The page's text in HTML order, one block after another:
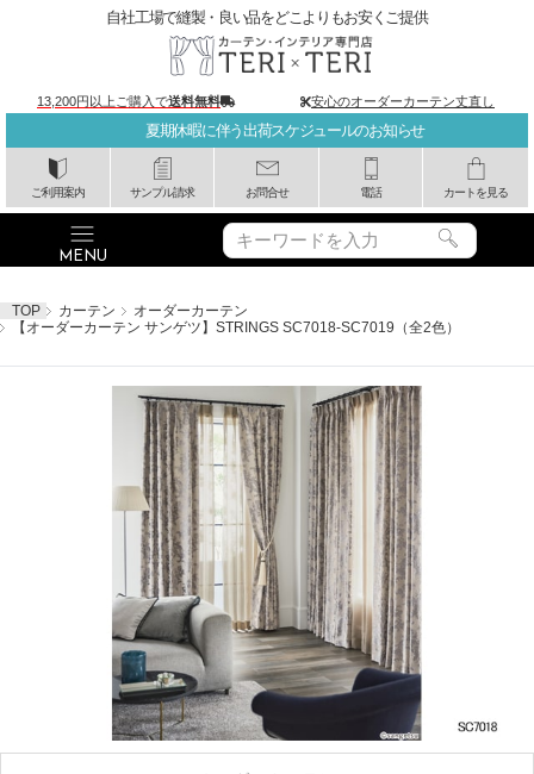
夏期休暇に伴う出荷スケジュールのお知らせ
ご利用案内 サンプル請求 お問合せ 電話 カートを見る
自社工場で縫製・良い品をどこよりもお安くご提供
13,200円以上ご購入で送料無料 安心のオーダーカーテン丈直し
TOP カーテン
オーダーカーテン
【オーダーカーテン サンゲツ】STRINGS SC7018-SC7019（全2色）